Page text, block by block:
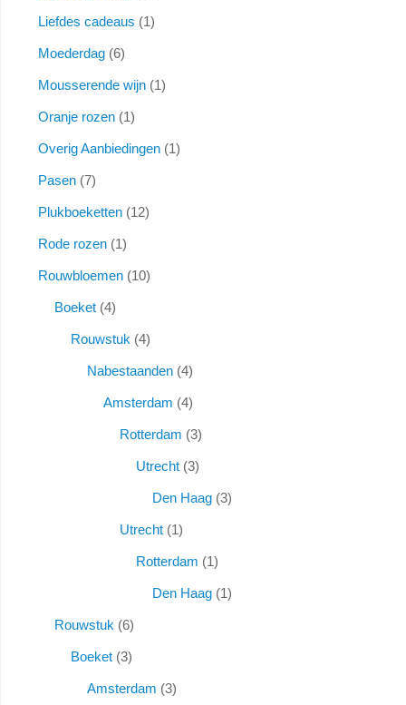
Liefdes cadeaus 1
Moederdag 6
Mousserende wijn 1
Oranje rozen 1
Overig Aanbiedingen 1
Pasen 7
Plukboeketten 12
Rode rozen 1
Rouwbloemen 10
Boeket 4
Rouwstuk 4
Nabestaanden 4
Amsterdam 4
Rotterdam 3
Utrecht 3
Den Haag 3
Utrecht 1
Rotterdam 1
Den Haag 1
Rouwstuk 6
Boeket 3
Amsterdam 3